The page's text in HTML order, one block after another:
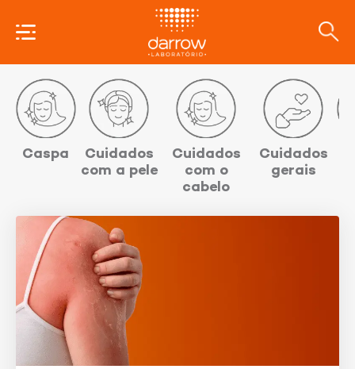
Categorias
Caspa
Cuidados
com a pele
Cuidados
com o
cabelo
Cuidados
gerais